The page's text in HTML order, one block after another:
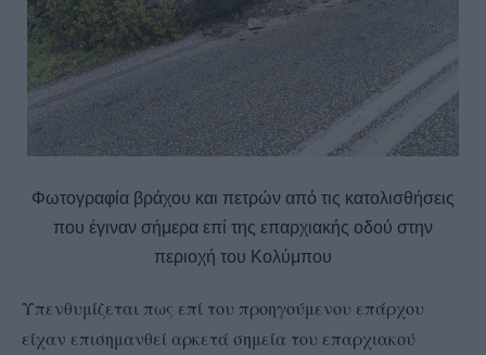
Φωτογραφία βράχου και πετρών από τις κατολισθήσεις
που έγιναν σήμερα επί της επαρχιακής οδού στην
περιοχή του Κολύμπου
Υπενθυμίζεται πως επί του προηγούμενου επάρχου
είχαν επισημανθεί αρκετά σημεία του επαρχιακού